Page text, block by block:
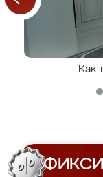
Как